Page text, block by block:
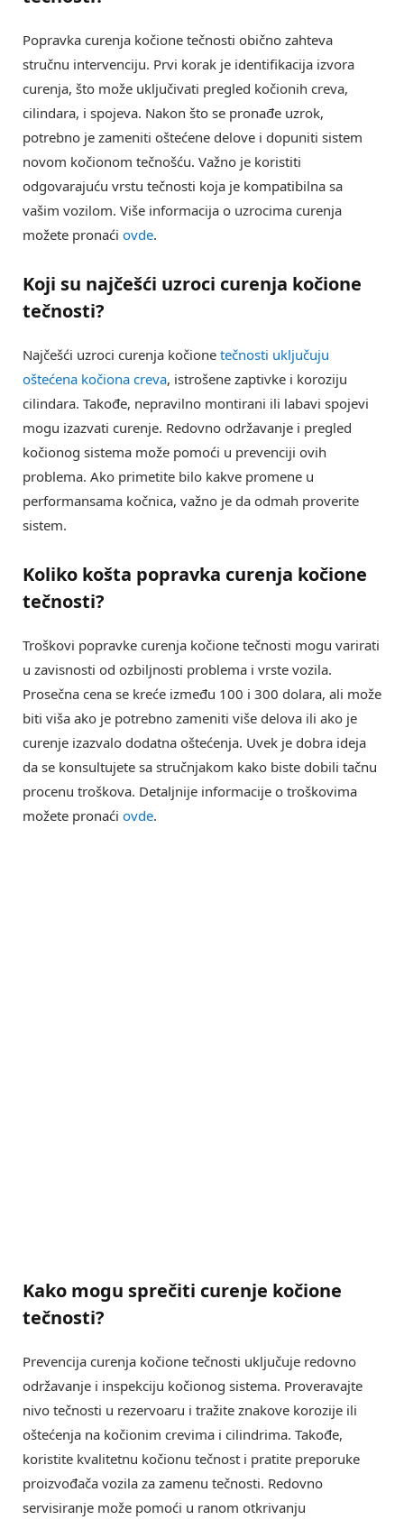
Popravka curenja kočione tečnosti obično zahteva
stručnu intervenciju. Prvi korak je identifikacija izvora
curenja, što može uključivati pregled kočionih creva,
cilindara, i spojeva. Nakon što se pronađe uzrok,
potrebno je zameniti oštećene delove i dopuniti sistem
novom kočionom tečnošću. Važno je koristiti
odgovarajuću vrstu tečnosti koja je kompatibilna sa
vašim vozilom. Više informacija o uzrocima curenja
možete pronaći ovde.
Koji su najčešći uzroci curenja kočione
tečnosti?
Najčešći uzroci curenja kočione tečnosti uključuju
oštećena kočiona creva, istrošene zaptivke i koroziju
cilindara. Takođe, nepravilno montirani ili labavi spojevi
mogu izazvati curenje. Redovno održavanje i pregled
kočionog sistema može pomoći u prevenciji ovih
problema. Ako primetite bilo kakve promene u
performansama kočnica, važno je da odmah proverite
sistem.
Koliko košta popravka curenja kočione
tečnosti?
Troškovi popravke curenja kočione tečnosti mogu varirati
u zavisnosti od ozbiljnosti problema i vrste vozila.
Prosečna cena se kreće između 100 i 300 dolara, ali može
biti viša ako je potrebno zameniti više delova ili ako je
curenje izazvalo dodatna oštećenja. Uvek je dobra ideja
da se konsultujete sa stručnjakom kako biste dobili tačnu
procenu troškova. Detaljnije informacije o troškovima
možete pronaći ovde.
Kako mogu sprečiti curenje kočione
tečnosti?
Prevencija curenja kočione tečnosti uključuje redovno
održavanje i inspekciju kočionog sistema. Proveravajte
nivo tečnosti u rezervoaru i tražite znakove korozije ili
oštećenja na kočionim crevima i cilindrima. Takođe,
koristite kvalitetnu kočionu tečnost i pratite preporuke
proizvođača vozila za zamenu tečnosti. Redovno
servisiranje može pomoći u ranom otkrivanju